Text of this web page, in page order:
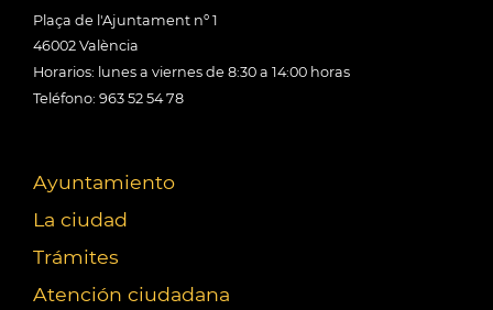
Plaça de l'Ajuntament nº 1
46002 València
Horarios: lunes a viernes de 8:30 a 14:00 horas
Teléfono: 963 52 54 78
Ayuntamiento
La ciudad
Trámites
Atención ciudadana